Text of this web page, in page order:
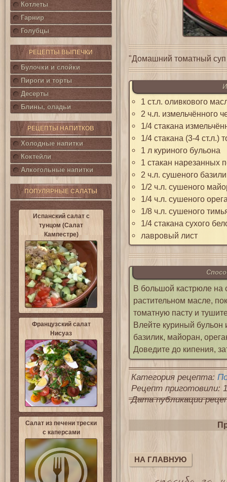
Котлеты
Гарнир
Голубцы
РЕЦЕПТЫ ВЫПЕЧКИ
Булочки и слойки
Пироги и торты
Десерты
Блины, оладьи
РЕЦЕПТЫ НАПИТКОВ
Холодные напитки
Коктейли
Алкогольные напитки
ПОПУЛЯРНЫЕ САЛАТЫ
Испанский салат с
тунцом (Салат
Кампестре)
Французский салат
Нисуаз
Салат из печени трески
с каперсами
"Домашний томатный суп
1 ст.л. оливкового
2 ч.л. измельчённого
1/4 стакана
1/4 стакана (3-4 ст.л.)
1 л куриного бульона
1 стакан нарезанных
2 ч.л. сушеного
1/2 ч.л. сушеного
1/4 ч.л. сушеного
1/8 ч.л. сушеного
1/4 стакана сухого
лавровый лист
В большой кастрюле на
растительном масле,
томатную пасту и
Влейте куриный
базилик, майоран,
Доведите до кипения,
Категория рецепта:
Рецепт приготовили:
Дата публикации
НА ГЛАВНУЮ